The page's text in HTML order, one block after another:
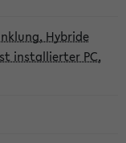
Hybride
installierter PC,